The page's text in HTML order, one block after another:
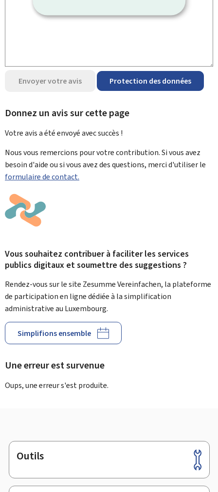
Envoyer votre avis Protection des données
Donnez un avis sur cette page
Votre avis a été envoyé avecsuccès !
Nous vous remercions pour votre contribution. Si vous avez
besoin d'aide ou si vous avez des questions, merci d'utiliser le
formulaire de contact.
Vous souhaitez contribuer à faciliter les services
publics digitaux et soumettre des suggestions ?
Rendez-vous sur le site Zesumme Vereinfachen, la plateforme
de participation en ligne dédiée à la simplification
administrative au Luxembourg.
Simplifions ensemble
Une erreur est survenue
Oups, une erreur s'est produite.
Pied
de
page
Outils